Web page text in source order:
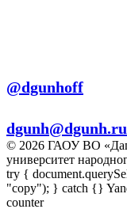
@dgunhoff
dgunh@dgunh.ru
© 2026 ГАОУ ВО
университет
try {
"copy"); } catch {}
counter